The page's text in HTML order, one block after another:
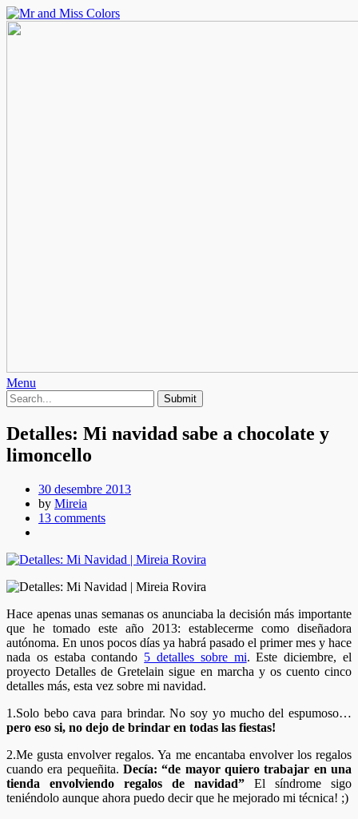
Menu
Detalles: Mi navidad sabe a chocolate y
limoncello
30 desembre 2013
by Mireia
13 comments
Hace apenas unas semanas os anunciaba la decisión más importante
que he tomado este año 2013: establecerme como diseñadora
autónoma. En unos pocos días ya habrá pasado el primer mes y hace
nada os estaba contando 5 detalles sobre mi. Este diciembre, el
proyecto Detalles de Gretelain sigue en marcha y os cuento cinco
detalles más, esta vez sobre mi navidad.
1.Solo bebo cava para brindar. No soy yo mucho del espumoso…
pero eso si, no dejo de brindar en todas las fiestas!
2.Me gusta envolver regalos. Ya me encantaba envolver los regalos
cuando era pequeñita. Decía: “de mayor quiero trabajar en una
tienda envolviendo regalos de navidad” El síndrome sigo
teniéndolo aunque ahora puedo decir que he mejorado mi técnica! ;)